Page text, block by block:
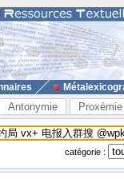
Antonymie Proxémie
catégorie :